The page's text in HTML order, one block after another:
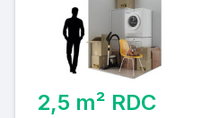
2,5 m² RDC